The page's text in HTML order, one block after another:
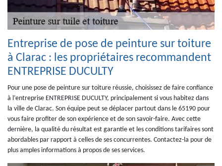
Entreprise de pose de peinture sur toiture
à Clarac : les propriétaires recommandent
ENTREPRISE DUCULTY
Pour une pose de peinture sur toiture réussie, choisissez de faire confiance
à l’entreprise ENTREPRISE DUCULTY, principalement si vous habitez dans
la ville de Clarac. Son équipe peut se déplacer partout dans le 65190 pour
vous faire profiter de son expérience et de son savoir-faire. Avec cette
dernière, la qualité du résultat est garantie et les conditions tarifaires sont
abordables par rapport à celles de ses concurrentes. Contactez-la pour de
plus amples informations à propos de ses services.